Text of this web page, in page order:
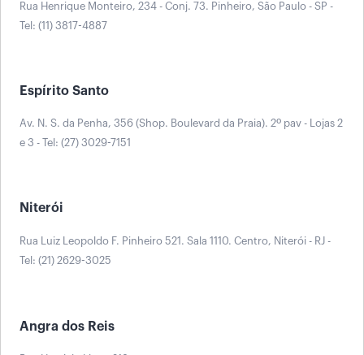
Rua Henrique Monteiro, 234 - Conj. 73. Pinheiro, São Paulo - SP -
Tel: (11) 3817-4887
Espírito Santo
Av. N. S. da Penha, 356 (Shop. Boulevard da Praia). 2º pav - Lojas 2
e 3 - Tel: (27) 3029-7151
Niterói
Rua Luiz Leopoldo F. Pinheiro 521. Sala 1110. Centro, Niterói - RJ -
Tel: (21) 2629-3025
Angra dos Reis